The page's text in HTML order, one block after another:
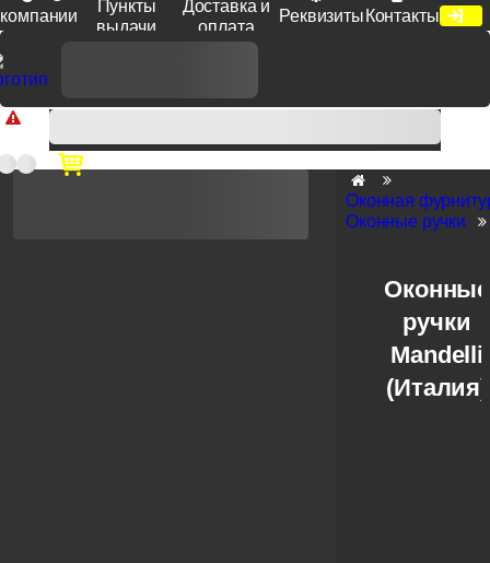
компании
Пункты
выдачи
Доставка и
оплата
Реквизиты Контакты
Доп. скидка от цен на сайте 7% при заказе от 50 тыс. руб
продукции Venezia, Fratelli, Tupai, Extreza, Melodia, Forme при
оплате по счету.
Оконная
Оконные ручки
Оконные
ручки
Mandelli
(Италия)